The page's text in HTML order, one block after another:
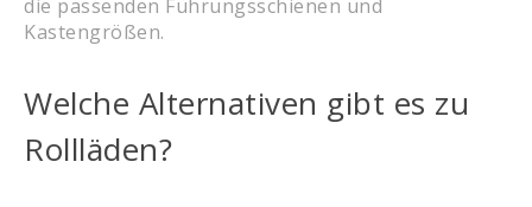
die passenden Führungsschienen und
Kastengrößen.
Welche Alternativen gibt es zu
Rollläden?